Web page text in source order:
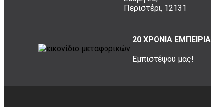
Περιστέρι, 12131
20 ΧΡΟΝΙΑ ΕΜΠΕΙΡΙΑ
Εμπιστέψου μας!